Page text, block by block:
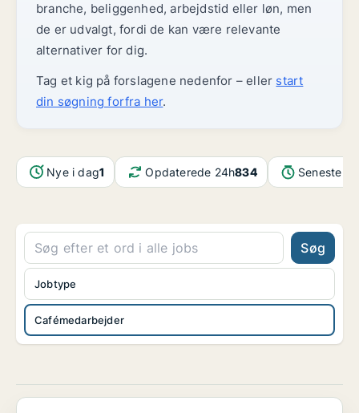
branche, beliggenhed, arbejdstid eller løn, men
de er udvalgt, fordi de kan være relevante
alternativer for dig.
Tag et kig på forslagene nedenfor – eller start
din søgning forfra her.
Nye i dag1 Opdaterede 24h834 Seneste
Søg
Cafémedarbejder
Jobtype
Supervisor (deltid), Kennedy Arkaden Aalborg